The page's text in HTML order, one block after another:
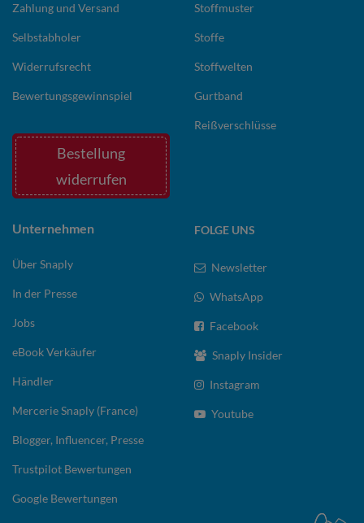
Zahlung und Versand
Selbstabholer
Widerrufsrecht
Bewertungsgewinnspiel
Bestellung
widerrufen
Stoffmuster
Stoffe
Stoffwelten
Gurtband
Reißverschlüsse
Unternehmen
Über Snaply
In der Presse
Jobs
eBook Verkäufer
Händler
Mercerie Snaply (France)
Blogger, Influencer, Presse
Trustpilot Bewertungen
Google Bewertungen
FOLGE UNS
Newsletter
WhatsApp
Facebook
Snaply Insider
Instagram
Youtube